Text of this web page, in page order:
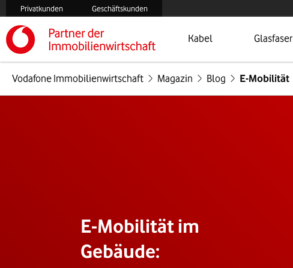
Privatkunden Geschäftskunden
Öffnet Menü
Kabel Zur Seite
Glasfaser
Vodafone Immobilienwirtschaft Magazin Blog E-Mobilität
E-Mobilität im
Gebäude: